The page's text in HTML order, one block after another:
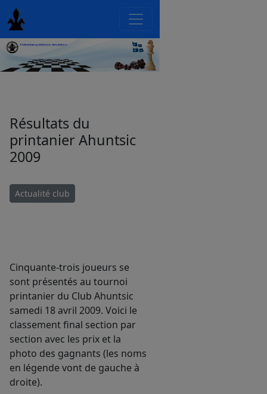
Résultats du
printanier Ahuntsic
2009
Actualité club
Cinquante-trois joueurs se
sont présentés au tournoi
printanier du Club Ahuntsic
samedi 18 avril 2009. Voici le
classement final section par
section avec les prix et la
photo des gagnants (les noms
en légende vont de gauche à
droite).